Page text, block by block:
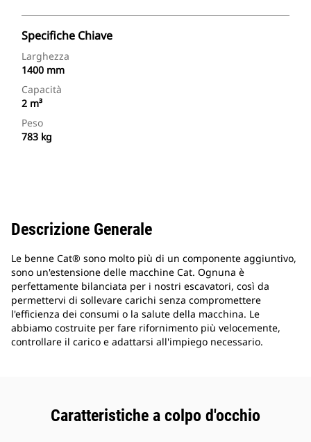
Specifiche Chiave
Larghezza
1400 mm
Capacità
2 m³
Peso
783 kg
Descrizione Generale
Le benne Cat® sono molto più di un componente aggiuntivo,
sono un'estensione delle macchine Cat. Ognuna è
perfettamente bilanciata per i nostri escavatori, così da
permettervi di sollevare carichi senza compromettere
l'efficienza dei consumi o la salute della macchina. Le
abbiamo costruite per fare rifornimento più velocemente,
controllare il carico e adattarsi all'impiego necessario.
Caratteristiche a colpo d'occhio